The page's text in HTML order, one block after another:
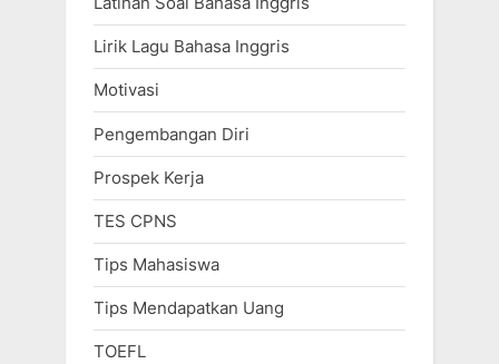
Lirik Lagu Bahasa Inggris
Motivasi
Pengembangan Diri
Prospek Kerja
TES CPNS
Tips Mahasiswa
Tips Mendapatkan Uang
TOEFL